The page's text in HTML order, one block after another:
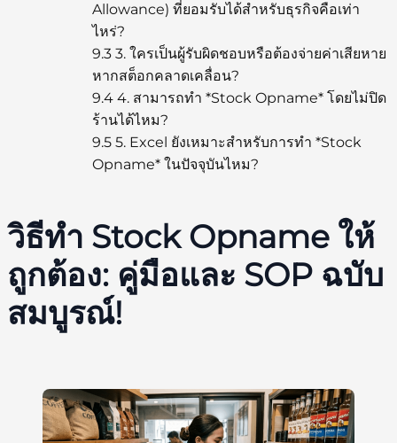
Allowance) ที่ยอมรับได้สำหรับธุรกิจคือเท่า
ไหร่?
9.3 3. ใครเป็นผู้รับผิดชอบหรือต้องจ่ายค่าเสียหาย
หากสต็อกคลาดเคลื่อน?
9.4 4. สามารถทำ *Stock Opname* โดยไม่ปิด
ร้านได้ไหม?
9.5 5. Excel ยังเหมาะสำหรับการทำ *Stock
Opname* ในปัจจุบันไหม?
วิธีทำ Stock Opname ให้
ถูกต้อง: คู่มือและ SOP ฉบับ
สมบูรณ์!